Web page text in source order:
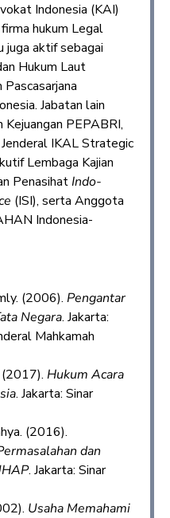
Indonesia (KAI)
hukum Legal
juga aktif sebagai
Hukum Laut
Jabatan lain
PEPABRI,
IKAL Strategic
Lembaga Kajian
PenasihatIndo-
(ISI), serta Anggota
Indonesia-
(2006). Pengantar
Negara. Jakarta:
Mahkamah
(2017). Hukum Acara
. Jakarta: Sinar
(2016).
dan
. Jakarta: Sinar
Usaha Memahami